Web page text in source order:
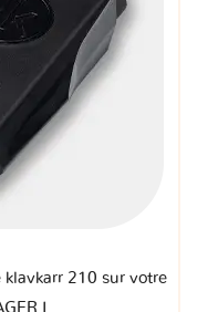
210 sur votre
I